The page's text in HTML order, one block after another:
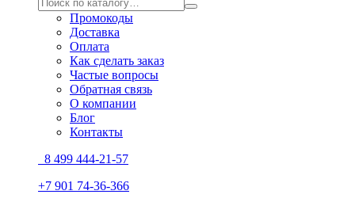
Промокоды
Доставка
Оплата
Как сделать заказ
Частые вопросы
Обратная связь
О компании
Блог
Контакты
8 499 444-21-57
+7 901 74-36-366